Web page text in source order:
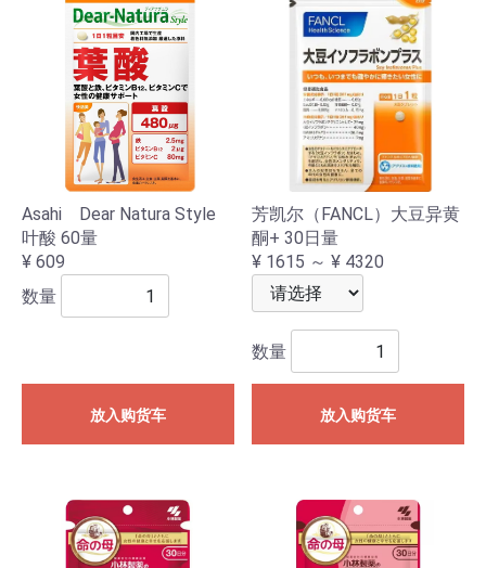
Asahi Dear Natura Style
叶酸 60量
¥ 609
数量
放入购货车
芳凯尔（FANCL）大豆异黄
酮+ 30日量
¥ 1615 ～ ¥ 4320
数量
放入购货车